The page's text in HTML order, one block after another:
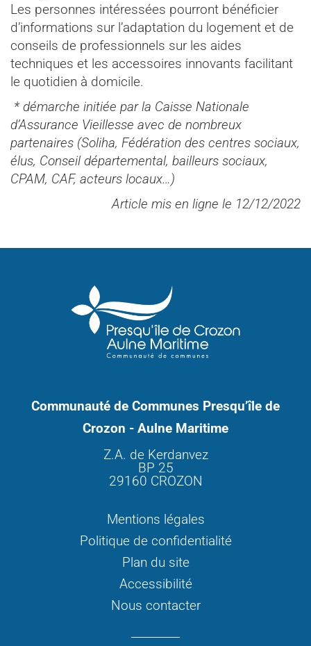
Les personnes intéressées pourront bénéficier
d’informations sur l’adaptation du logement et de
conseils de professionnels sur les aides
techniques et les accessoires innovants facilitant
le quotidien à domicile.
*démarche initiée par la Caisse Nationale
d’Assurance Vieillesse avec de nombreux
partenaires (Soliha, Fédération des centres sociaux,
élus, Conseil départemental, bailleurs sociaux,
CPAM, CAF, acteurs locaux…)
Article mis en ligne le 12/12/2022
Communauté de Communes Presqu’île de
Crozon - Aulne Maritime
Z.A. de Kerdanvez
BP 25
29160 CROZON
Mentions légales
Politique de confidentialité
Plan du site
Accessibilité
Nous contacter